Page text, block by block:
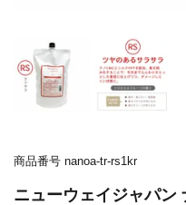
商品番号 nanoa-tr-rs1kr
ニューウェイジャパン